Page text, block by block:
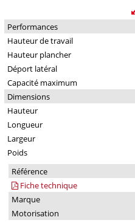
Performances
Hauteur de travail
Hauteur plancher
Déport latéral
Capacité maximum
Dimensions
Hauteur
Longueur
Largeur
Poids
Référence
Fiche technique
Marque
Motorisation